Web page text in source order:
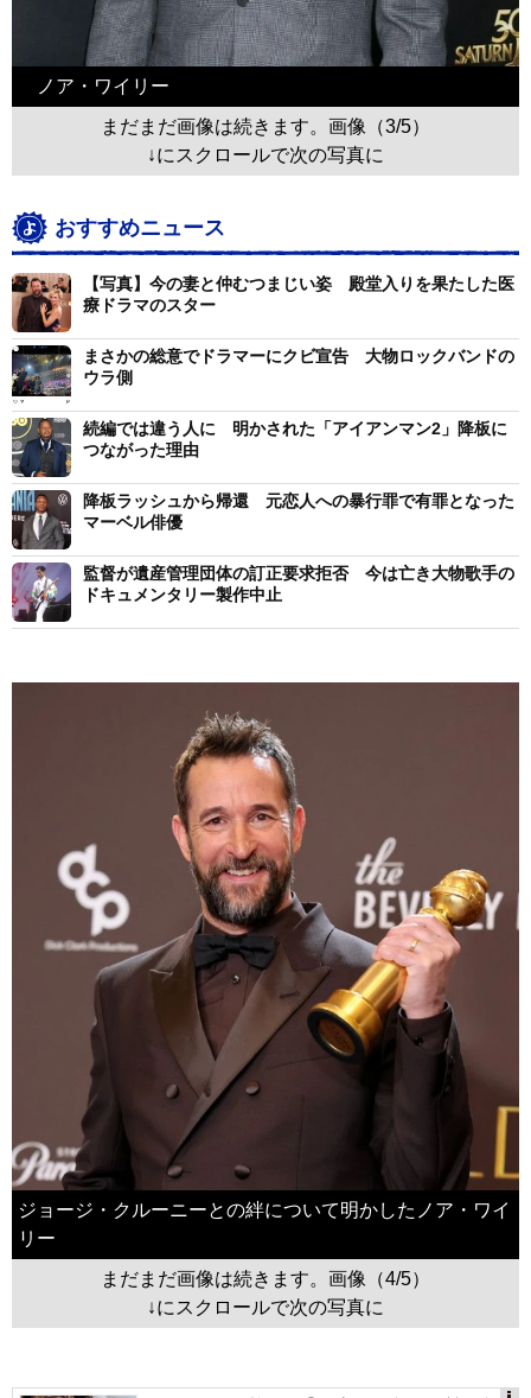
ノア・ワイリー
まだまだ画像は続きます。画像（3/5）
↓にスクロールで次の写真に
おすすめニュース
【写真】今の妻と仲むつまじい姿 殿堂入りを果たした医
療ドラマのスター
まさかの総意でドラマーにクビ宣告 大物ロックバンドの
ウラ側
続編では違う人に 明かされた「アイアンマン2」降板に
つながった理由
降板ラッシュから帰還 元恋人への暴行罪で有罪となった
マーベル俳優
監督が遺産管理団体の訂正要求拒否 今は亡き大物歌手の
ドキュメンタリー製作中止
ジョージ・クルーニーとの絆について明かしたノア・ワイ
リー
まだまだ画像は続きます。画像（4/5）
↓にスクロールで次の写真に